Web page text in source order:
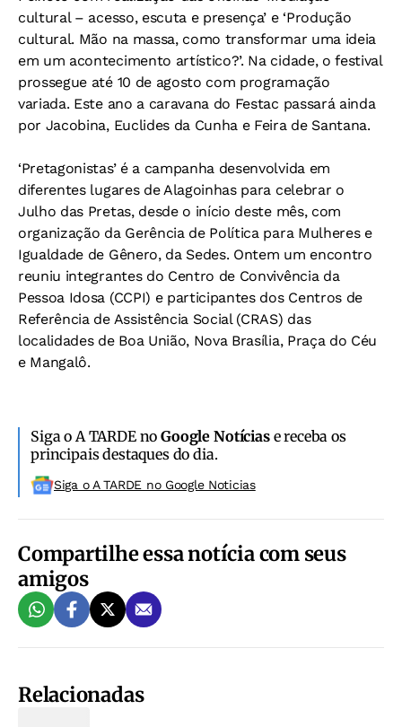
cultural – acesso, escuta e presença’ e ‘Produção
cultural. Mão na massa, como transformar uma ideia
em um acontecimento artístico?’. Na cidade, o festival
prossegue até 10 de agosto com programação
variada. Este ano a caravana do Festac passará ainda
por Jacobina, Euclides da Cunha e Feira de Santana.
‘Pretagonistas’ é a campanha desenvolvida em
diferentes lugares de Alagoinhas para celebrar o
Julho das Pretas, desde o início deste mês, com
organização da Gerência de Política para Mulheres e
Igualdade de Gênero, da Sedes. Ontem um encontro
reuniu integrantes do Centro de Convivência da
Pessoa Idosa (CCPI) e participantes dos Centros de
Referência de Assistência Social (CRAS) das
localidades de Boa União, Nova Brasília, Praça do Céu
e Mangalô.
Siga o A TARDE noGoogle Notíciase receba os
principais destaques do dia.
Siga o A TARDE no Google Noticias
Compartilhe essa notícia com seus
amigos
Relacionadas